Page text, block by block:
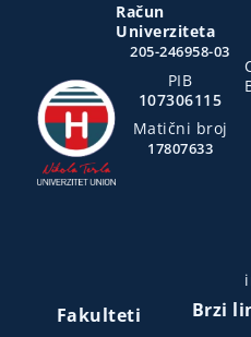
Račun
Univerziteta
205-246958-03
PIB
107306115
Matični broj
17807633
Fakulteti Brzi